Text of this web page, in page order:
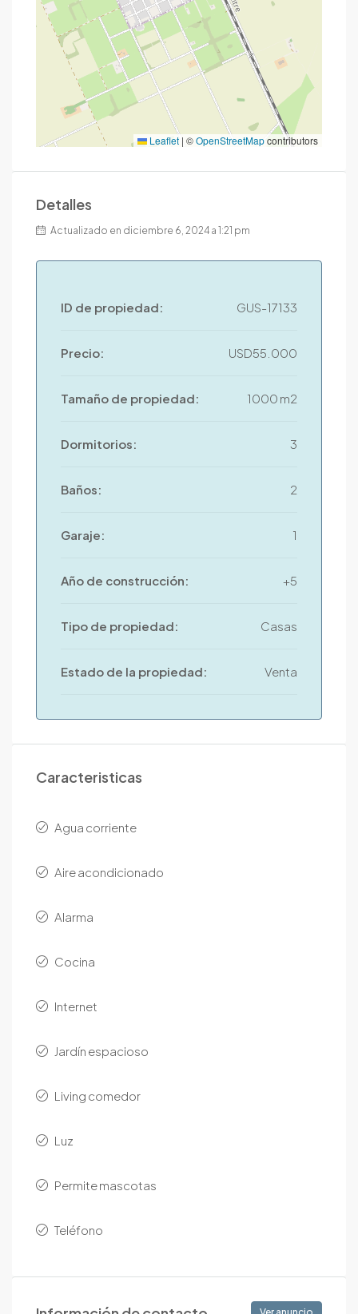
Leaflet | ©OpenStreetMapcontributors
Detalles
Actualizado en diciembre 6, 2024 a 1:21 pm
ID de propiedad: GUS-17133
Precio: USD55.000
Tamaño de propiedad: 1000 m2
Dormitorios: 3
Baños: 2
Garaje: 1
Año de construcción: +5
Tipo de propiedad: Casas
Estado de la propiedad: Venta
Caracteristicas
Agua corriente
Aire acondicionado
Alarma
Cocina
Internet
Jardín espacioso
Living comedor
Luz
Permite mascotas
Teléfono